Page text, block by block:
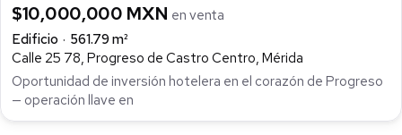
$10,000,000 MXN en venta
Edificio
561.79 m²
Calle 25 78, Progreso de Castro Centro, Mérida
Oportunidad de inversión hotelera en el corazón de Progreso
— operación llave en